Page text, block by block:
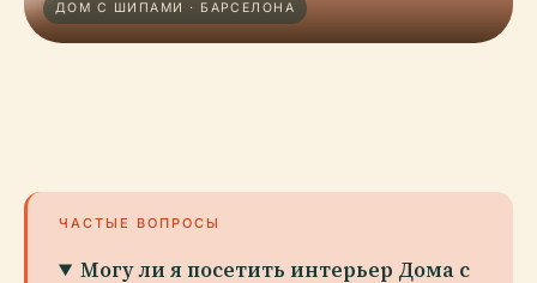
ДОМ С ШИПАМИ · БАРСЕЛОНА
ЧАСТЫЕ ВОПРОСЫ
Могу ли я посетить интерьер Дома с